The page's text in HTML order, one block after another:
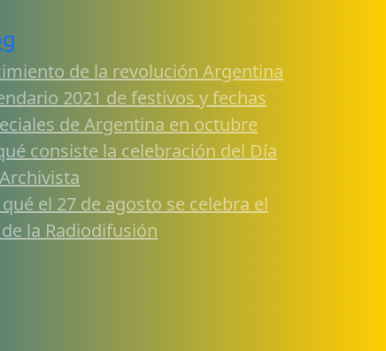
de la revolución Argentina
2021 de festivos y fechas
de Argentina en octubre
consiste la celebración del Día
el 27 de agosto se celebra el
la Radiodifusión